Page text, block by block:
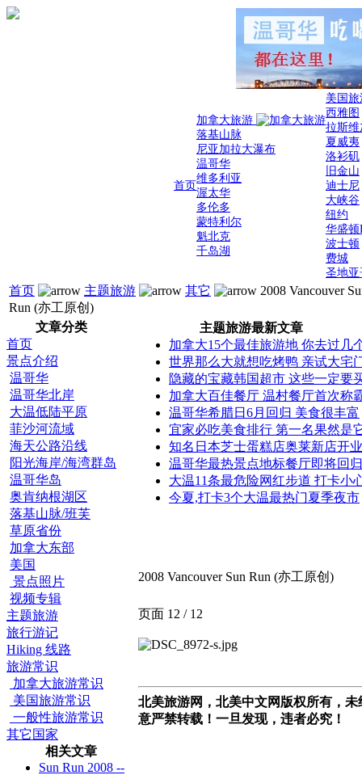
首页
加拿大旅游
落基山脉
尼亚加拉大瀑布
温哥华
维多利亚
渥太华
多伦多
蒙特利尔
魁北克
千岛湖
美国
西雅图
拉斯维
夏威夷
洛衫矶
旧金山
迪士尼
大峡谷
纽约
华盛顿
波士顿
费城
圣地亚
首页 主题旅游 其它
2008 Vancouver
Run (亦工原创)
文章分类
首页
景点介绍
温哥华
温哥华北岸
大温低陆平原
菲沙河流域
海天公路沿线
阳光海岸/海湾群岛
温哥华岛
奥肯纳根湖区
落基山脉/班芙
草原省份
加拿大东部
美国
景点照片
视频专辑
主题旅游
旅行游记
Hiking 线路
旅游常识
加拿大旅游常识
美国旅游常识
一般性旅游常识
其它国家
相关文章
Sun Run 2008 --
主题旅游最新文章
加拿大15个最佳旅游地 你去过几
世界那么大就想吃烤鸭 亲试大宅
隐藏的宝藏韩国超市 这些一定要
加拿大百佳餐厅 温村餐厅首次称
温哥华希腊日6月回归 美食很丰富
宜家必吃美食排行 第一名果然是
知名日本芝士蛋糕店奥莱新店开业
温哥华最热景点地标餐厅即将回归
大温11条最危险网红步道 打卡小
今夏,打卡3个大温最热门夏季夜市
2008 Vancouver Sun Run (亦工原创)
页面 12 / 12
北美旅游网，北美中文网版权所有，未
意严禁转载！一旦发现，违者必究！